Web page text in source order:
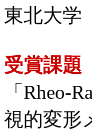
東北大
受賞課題
「Rheo-
視的変形